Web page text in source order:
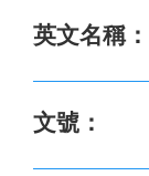
英文名稱：
文號：